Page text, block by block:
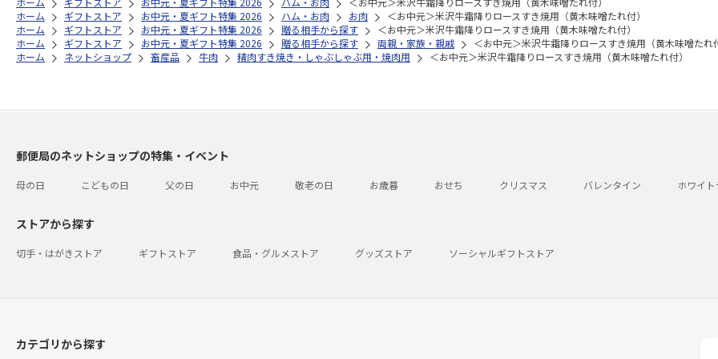
ホーム
ギフトストア お中元・夏ギフト特集 2026 ハム・お肉 お肉
＜お中元＞米沢牛霜降りロースすき焼用（黄木味噌たれ付）
ホーム
ギフトストア お中元・夏ギフト特集 2026 贈る相手から探す
＜お中元＞米沢牛霜降りロースすき焼用（黄木味噌たれ付）
ホーム
ギフトストア お中元・夏ギフト特集 2026 贈る相手から探す 両親・家族・親戚
＜お中元＞米沢牛霜降りロースすき焼用（黄木味噌たれ
ホーム
ネットショップ 畜産品 牛肉 精肉すき焼き・しゃぶしゃぶ用・焼肉用 ＜お中元＞米沢牛霜降りロースすき焼用（黄木味噌たれ付）
郵便局のネットショップの特集・イベント
母の日 こどもの日 父の日 お中元 敬老の日 お歳暮 おせち クリスマス バレンタイン ホワイト
ストアから探す
切手・はがきストア ギフトストア 食品・グルメストア グッズストア ソーシャルギフトストア
カテゴリから探す